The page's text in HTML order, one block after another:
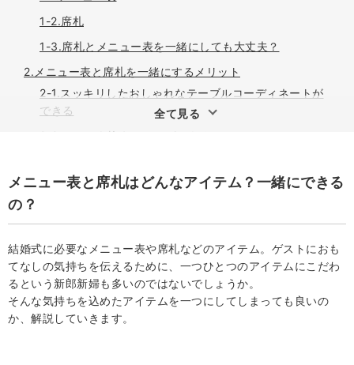
1-2.席札
1-3.席札とメニュー表を一緒にしても大丈夫？
2.メニュー表と席札を一緒にするメリット
2-1.スッキリしたおしゃれなテーブルコーディネートが
できる
2-2.コストを抑えることができる
2-4.結婚式以外の使い方も
3.手作りできるの？おすすめアイテムは？
3-2.印刷が難しい
3-3.手作りしたい場合は
4.おすすめのアレンジ方法
全て見る
メニュー表と席札はどんなアイテム？一緒にできる
の？
結婚式に必要なメニュー表や席札などのアイテム。ゲストにおも
てなしの気持ちを伝えるために、一つひとつのアイテムにこだわ
るという新郎新婦も多いのではないでしょうか。
そんな気持ちを込めたアイテムを一つにしてしまっても良いの
か、解説していきます。